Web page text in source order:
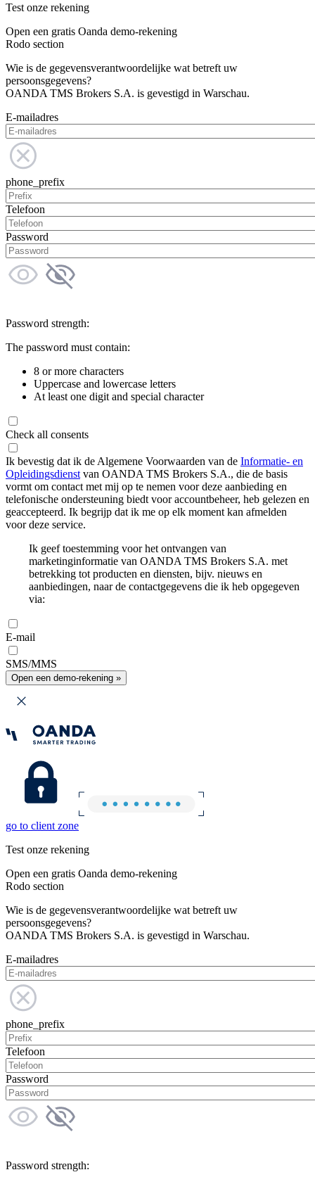
Test onze rekening
Open een gratis Oanda demo-rekening
Rodo section
Wie is de gegevensverantwoordelijke wat betreft uw
persoonsgegevens?
OANDA TMS Brokers S.A. is gevestigd in Warschau.
E-mailadres
phone_prefix
Telefoon
Password
Password strength:
The password must contain:
8 or more characters
Uppercase and lowercase letters
At least one digit and special character
Check all consents
Ik bevestig dat ik de Algemene Voorwaarden van de Informatie- en
Opleidingsdienst van OANDA TMS Brokers S.A., die de basis
vormt om contact met mij op te nemen voor deze aanbieding en
telefonische ondersteuning biedt voor accountbeheer, heb gelezen en
geaccepteerd. Ik begrijp dat ik me op elk moment kan afmelden
voor deze service.
Ik geef toestemming voor het ontvangen van
marketinginformatie van OANDA TMS Brokers S.A. met
betrekking tot producten en diensten, bijv. nieuws en
aanbiedingen, naar de contactgegevens die ik heb opgegeven
via:
E-mail
SMS/MMS
Open een demo-rekening »
go to client zone
Test onze rekening
Open een gratis Oanda demo-rekening
Rodo section
Wie is de gegevensverantwoordelijke wat betreft uw
persoonsgegevens?
OANDA TMS Brokers S.A. is gevestigd in Warschau.
E-mailadres
phone_prefix
Telefoon
Password
Password strength: